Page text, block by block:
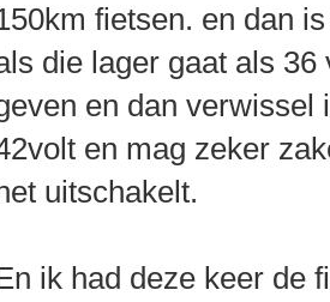
fietsen. en dan
die lager gaat als
en dan verwissel
en mag zeker
uitschakelt.
ik had deze keer de